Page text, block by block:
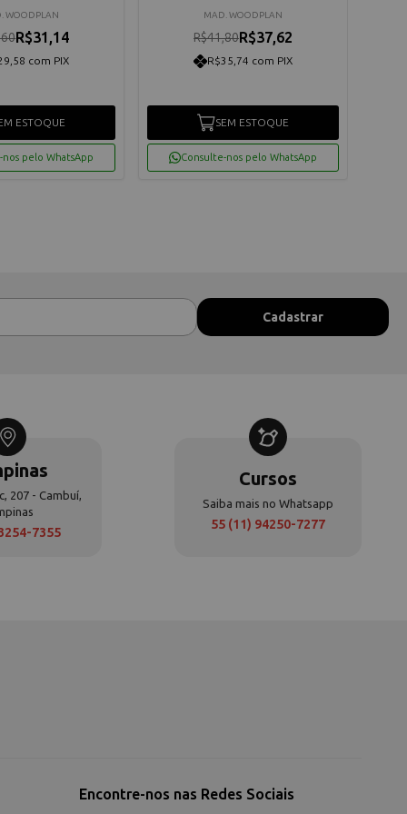
WOODPLAN
R$31,14
com PIX
ESTOQUE
nos pelo WhatsApp
MAD. WOODPLAN
R$41,80R$37,62
R$35,74 com PIX
SEM ESTOQUE
Consulte-nos pelo WhatsApp
207 - Cambuí,
7355
Cursos
Saiba mais no Whatsapp
55 (11) 94250-7277
Encontre-nos nas Redes Sociais